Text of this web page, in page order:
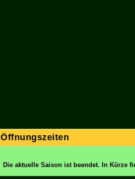
Öffnungszeiten
Die aktuelle Saison ist beendet. In Kürze